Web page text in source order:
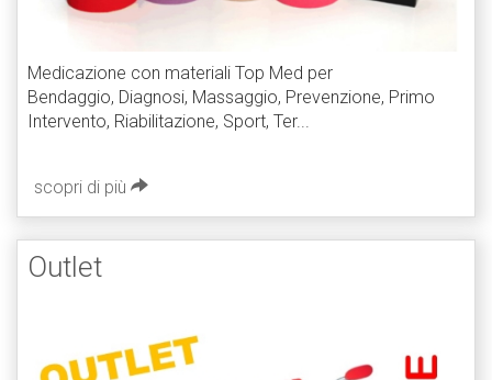
Medicazione con materiali Top Med per
Bendaggio, Diagnosi, Massaggio, Prevenzione, Primo
Intervento, Riabilitazione, Sport, Ter...
scopri di più
Outlet